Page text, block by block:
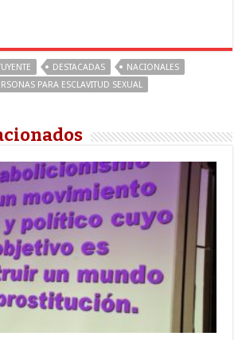
DESTACADAS
NACIONALES
PARA ESCLAVITUD SEXUAL